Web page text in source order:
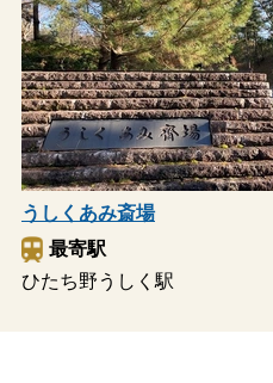
うしくあみ斎場
最寄駅
ひたち野うしく駅